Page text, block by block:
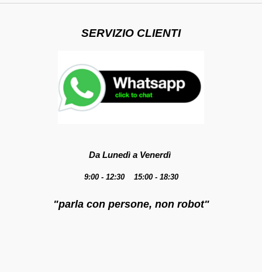
SERVIZIO CLIENTI
Da Lunedì a Venerdì
9:00 - 12:30 15:00 - 18:30
"parla con persone, non robot"